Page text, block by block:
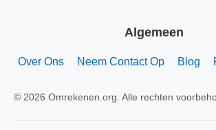
Algemeen
Over Ons Neem Contact Op Blog
© 2026 Omrekenen.org. Alle rechten